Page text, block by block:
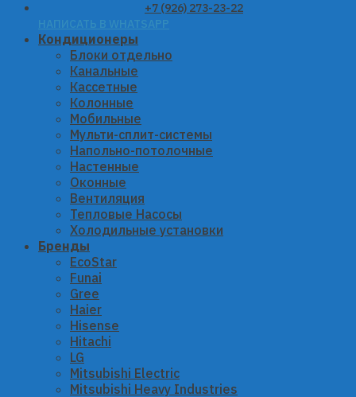
+7 (926) 273-23-22
НАПИСАТЬ В WHATSAPP
Кондиционеры
Блоки отдельно
Канальные
Кассетные
Колонные
Мобильные
Мульти-сплит-системы
Напольно-потолочные
Настенные
Оконные
Вентиляция
Тепловые Насосы
Холодильные установки
Бренды
EcoStar
Funai
Gree
Haier
Hisense
Hitachi
LG
Mitsubishi Electric
Mitsubishi Heavy Industries